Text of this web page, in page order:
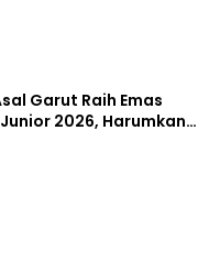
Garut Raih Emas
2026, Harumkan